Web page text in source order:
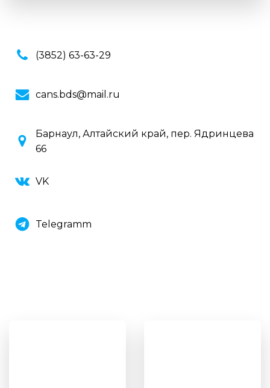
(3852) 63-63-29
cans.bds@mail.ru
Барнаул, Алтайский край, пер. Ядринцева
66
VK
Telegramm